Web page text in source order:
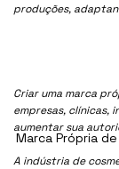
produções,
Criar uma marca
empresas, clínicas,
aumentar sua
A indústria de
Marca Própria